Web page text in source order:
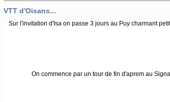
VTT d'Oisans...
Sur l'invitation d'Isa on passe 3 jours au Puy charmant
On commence par un tour de fin d'aprem au